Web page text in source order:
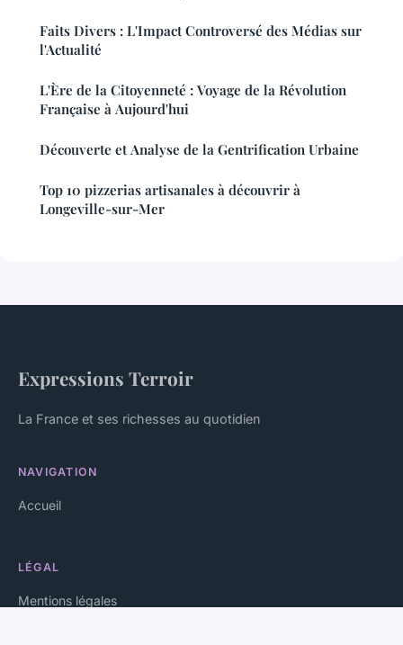
Faits Divers : L'Impact Controversé des Médias sur
l'Actualité
L'Ère de la Citoyenneté : Voyage de la Révolution
Française à Aujourd'hui
Découverte et Analyse de la Gentrification Urbaine
Top 10 pizzerias artisanales à découvrir à
Longeville-sur-Mer
Expressions Terroir
La France et ses richesses au quotidien
NAVIGATION
Accueil
LÉGAL
Mentions légales